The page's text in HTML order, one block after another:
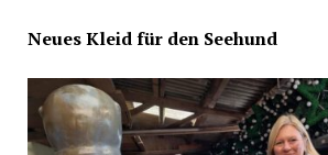
Neues Kleid für den Seehund